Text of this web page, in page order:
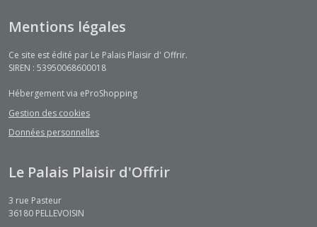
Mentions légales
Ce site est édité par Le Palais Plaisir d' Offrir.
SIREN : 53950068600018
Hébergement via eProShopping
Gestion des cookies
Données personnelles
Le Palais Plaisir d'Offrir
3 rue Pasteur
36180 PELLEVOISIN